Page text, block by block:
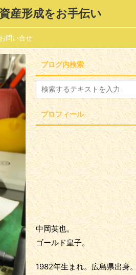
産形成をお手伝い
お問い合せ
ブログ内検索
プロフィール
中岡英也。
ゴールド皇子。
1982年生まれ。広島県出身。